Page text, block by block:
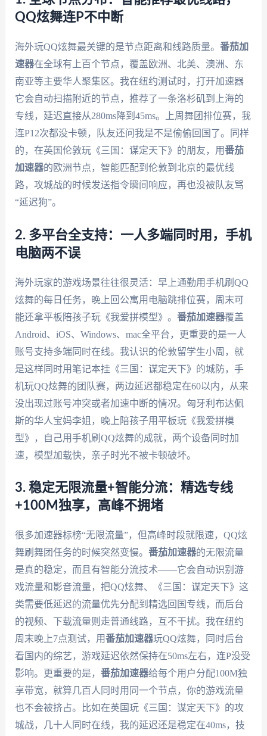
QQ炫舞连P不中断
海外玩QQ炫舞最关键的是节点距离和线路质量。 番茄加
速器在全球有上百个节点，覆盖欧洲、北美、澳洲、东
南亚等主要华人聚集区。我在纽约测试时，打开加速器
它会自动扫描附近的节点，推荐了一条洛杉矶到上海的
专线，延迟直接从280ms降到45ms。上周舞团排位赛，我
连P12次都没卡顿，队友还问我是不是偷偷回国了。同样
的，在英国伦敦玩《三国：谋定天下》的朋友，用番茄
加速器的欧洲节点，智能匹配到伦敦到北京的最优线
路，攻城战的时候发送指令瞬间响应，再也没被队友骂
“延迟狗”。
2. 多平台全支持：一人多端同时用，手机
电脑两不误
海外玩家的游戏场景往往很灵活：早上通勤用手机刷QQ
炫舞的每日任务，晚上回公寓用电脑跳排位赛，周末可
能还拿平板陪孩子玩《我爱拼模型》。 番茄加速器覆盖
Android、iOS、Windows、mac全平台，更重要的是一人
账号支持多端同时在线。我认识的伦敦留学生小周，就
是这样同时用笔记本挂《三国：谋定天下》的城防，手
机玩QQ炫舞的团队赛，两边延迟都稳定在60以内，从来
没出现过账号冲突或者加速中断的情况。匈牙利布达佩
斯的华人宝妈李姐，晚上陪孩子用平板玩《我爱拼模
型》，自己用手机刷QQ炫舞的成就，两个设备同时加
速，模型加载快，亲子时光不被卡顿破坏。
3. 稳定无限流量+智能分流：精选专线
+100M独享，高峰不拥堵
很多加速器标榜“无限流量”，但高峰时段就限速，QQ炫
舞刷舞团任务的时候突然变慢。 番茄加速器的无限流量
是真的稳定，而且有智能分流技术——它会自动识别游
戏流量和影音流量，把QQ炫舞、《三国：谋定天下》这
类需要低延迟的流量优先分配到精选回国专线，而后台
的视频、下载流量则走普通线路，互不干扰。我在纽约
周末晚上7点测试，用番茄加速器玩QQ炫舞，同时后台
看国内的综艺，游戏延迟依然保持在50ms左右，连P没受
影响。更重要的是， 番茄加速器给每个用户分配100M独
享带宽，就算几百人同时用同一个节点，你的游戏流量
也不会被挤占。比如在英国玩《三国：谋定天下》的攻
城战，几十人同时在线，我的延迟还是稳定在40ms，技